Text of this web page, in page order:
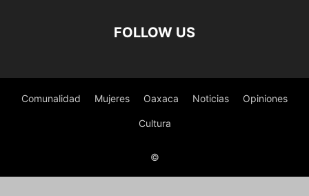
FOLLOW US
Comunalidad Mujeres Oaxaca Noticias Opiniones
Cultura
©